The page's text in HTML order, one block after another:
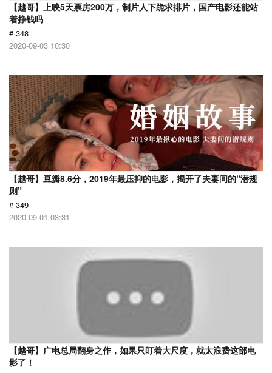
【越哥】上映5天票房200万，制片人下跪求排片，国产电影还能站
着挣钱吗
# 348
2020-09-03 10:30
【越哥】豆瓣8.6分，2019年最压抑的电影，揭开了夫妻间的“潜规
则”
# 349
2020-09-01 03:31
【越哥】广电总局翻身之作，如果只盯着大尺度，就太浪费这部电
影了！